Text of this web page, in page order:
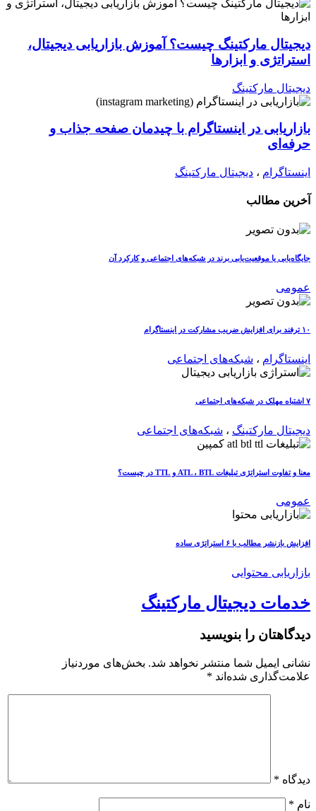
دیجیتال مارکتینگ چیست؟ آموزش بازاریابی دیجیتال،
استراتژی و ابزارها
دیجیتال مارکتینگ
بازاریابی در اینستاگرام با چیدمان صفحه جذاب و
حرفه‌ای
اینستاگرام ، دیجیتال مارکتینگ
آخرین مطالب
جایگاه‌یابی یا موقعیت‌یابی برند در شبکه‌های اجتماعی و کارکرد آن
عمومی
۱۰ ترفند برای افزایش ضریب مشارکت در اینستاگرام
اینستاگرام ، شبکه‌های اجتماعی
۷ اشتباه مهلک در شبکه‌های اجتماعی
دیجیتال مارکتینگ ، شبکه‌های اجتماعی
معنا و تفاوت استراتژی تبلیغات ATL ، BTL و TTL در چیست؟
عمومی
افزایش بازنشر مطالب با ۶ استراتژی ساده
بازاریابی محتوایی
خدمات دیجیتال مارکتینگ
دیدگاهتان را بنویسید
نشانی ایمیل شما منتشر نخواهد شد. بخش‌های موردنیاز
علامت‌گذاری شده‌اند *
دیدگاه *
نام *